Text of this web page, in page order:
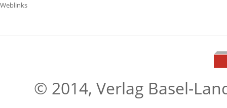
Weblinks
© 2014, Verlag Basel-